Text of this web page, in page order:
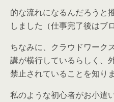
的な流れになるんだろうと
しました（仕事完了後はブ
ちなみに、クラウドワーク
講が横行しているらしく、
禁止されていることを知り
私のような初心者がお小遣